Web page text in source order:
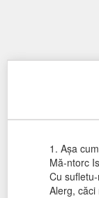
1. Aşa
Mă-ntorc
Cu
Alerg, căci